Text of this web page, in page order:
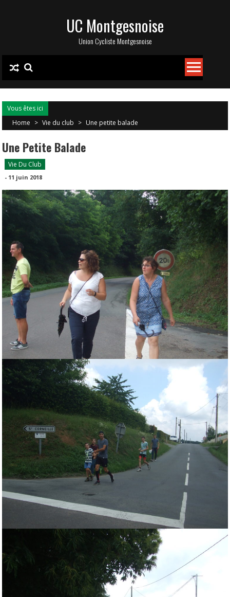
UC Montgesnoise
Union Cycliste Montgesnoise
Vous êtes ici
Home > Vie du club > Une petite balade
Une Petite Balade
Vie Du Club
- 11 juin 2018